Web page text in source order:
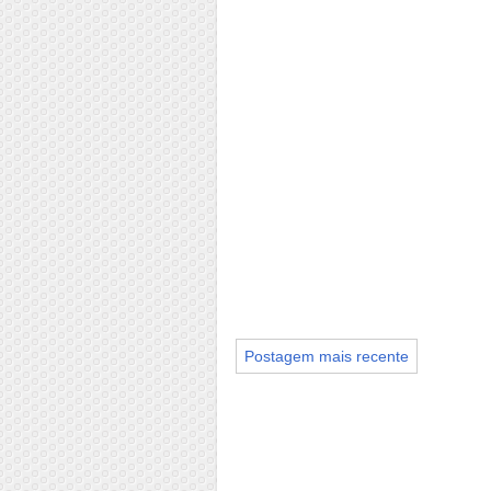
Postagem mais recente